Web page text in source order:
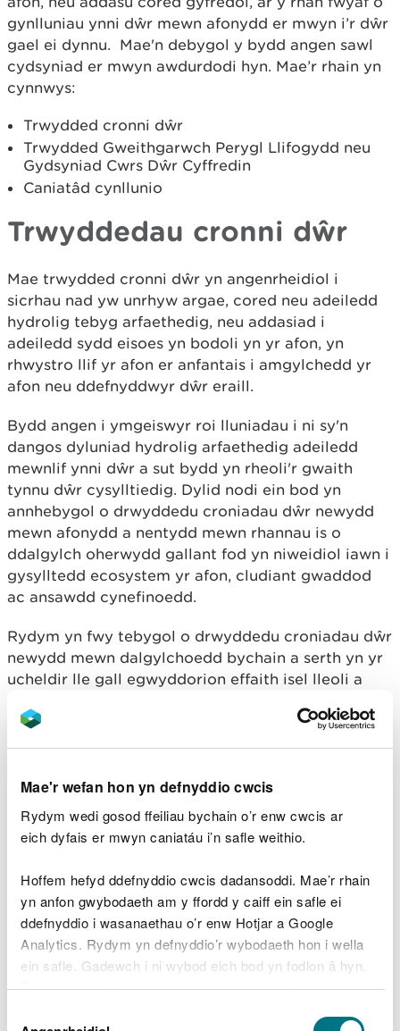
Mae'r wefan hon yn defnyddio cwcis
Rydym wedi gosod ffeiliau bychain o’r enw cwcis ar
eich dyfais er mwyn caniatáu i’n safle weithio.
Hoffem hefyd ddefnyddio cwcis dadansoddi. Mae’r rhain
yn anfon gwybodaeth am y ffordd y caiff ein safle ei
ddefnyddio i wasanaethau o’r enw Hotjar a Google
Analytics. Rydym yn defnyddio’r wybodaeth hon i wella
ein safle. Gadewch i ni wybod eich bod yn fodlon â hyn.
Byddwn yn defnyddio cwci i gadw eich dewis.
gynlluniau ynni dŵr mewn afonydd er mwyn i’r dŵr
gael ei dynnu. Mae'n debygol y bydd angen sawl
cydsyniad er mwyn awdurdodi hyn. Mae’r rhain yn
cynnwys:
Trwydded cronni dŵr
Trwydded Gweithgarwch Perygl Llifogydd neu
Gydsyniad Cwrs Dŵr Cyffredin
Caniatâd cynllunio
Trwyddedau cronni dŵr
Mae trwydded cronni dŵr yn angenrheidiol i
sicrhau nad yw unrhyw argae, cored neu adeiledd
hydrolig tebyg arfaethedig, neu addasiad i
adeiledd sydd eisoes yn bodoli yn yr afon, yn
rhwystro llif yr afon er anfantais i amgylchedd yr
afon neu ddefnyddwyr dŵr eraill.
Bydd angen i ymgeiswyr roi lluniadau i ni sy'n
dangos dyluniad hydrolig arfaethedig adeiledd
mewnlif ynni dŵr a sut bydd yn rheoli'r gwaith
tynnu dŵr cysylltiedig. Dylid nodi ein bod yn
annhebygol o drwyddedu croniadau dŵr newydd
mewn afonydd a nentydd mewn rhannau is o
ddalgylch oherwydd gallant fod yn niweidiol iawn i
gysylltedd ecosystem yr afon, cludiant gwaddod
ac ansawdd cynefinoedd.
Rydym yn fwy tebygol o drwyddedu croniadau dŵr
newydd mewn dalgylchoedd bychain a serth yn yr
ucheldir lle gall egwyddorion effaith isel lleoli a
fel y gallant ddyblygu nodweddion sianeli sy'n
digwydd yn naturiol.
Ar gyfer cynlluniau mawr, efallai y bydd angen
Adran 158 o’r Ddeddf Adnoddau Dŵr i reoleiddio'r
ffordd y cânt eu gweithredu. Bydd angen i'r
efallai y bydd angen iddynt gynnwys rheoli llif
afonydd, cynnal a chadw'r gored ac adeileddau
afon, pysgodfeydd, a materion eraill sy’n ymwneud
â diogelu’r amgylchedd.
Ar gyfer cynlluniau sy'n cynnwys adnewyddu neu
ailgyflwyno adeileddau cyfredol a hanesyddol